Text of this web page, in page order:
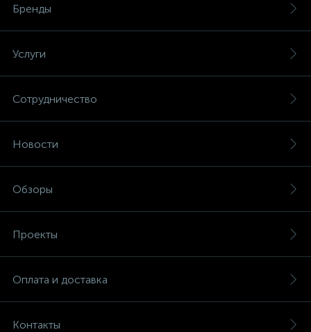
Бренды
Услуги
Сотрудничество
Новости
Обзоры
Проекты
Оплата и доставка
Контакты